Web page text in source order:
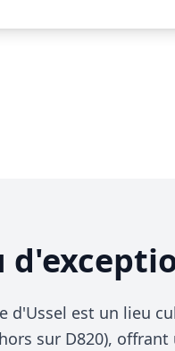
d'Ussel est un lieu
sur D820),